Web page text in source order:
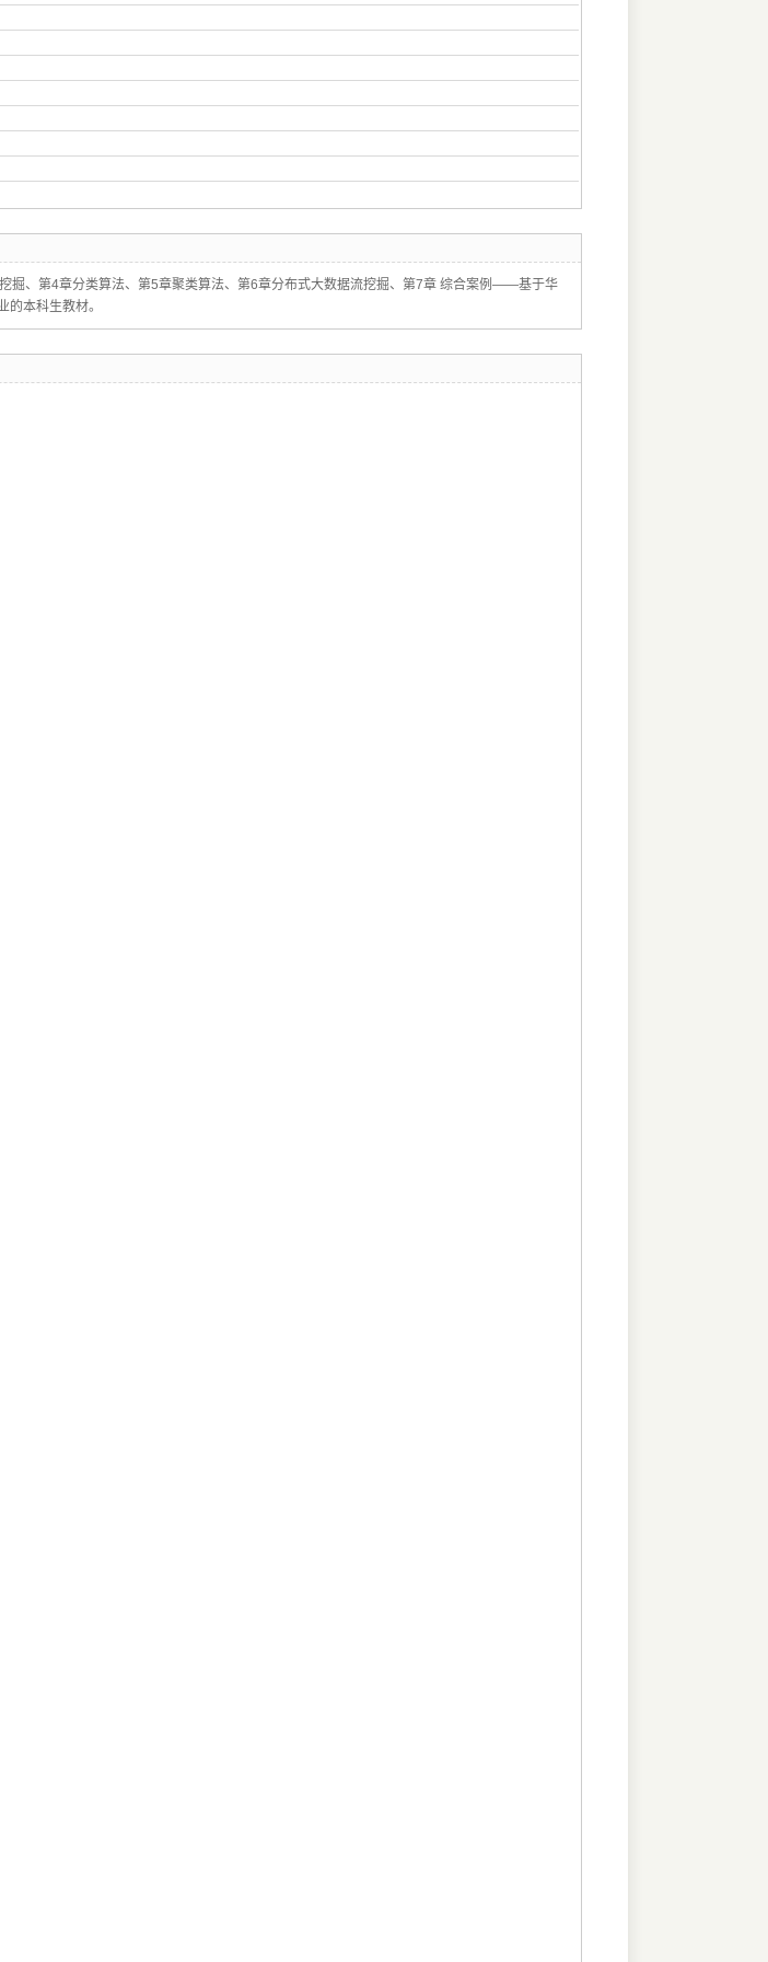
掘、第4章分类算法、第5章聚类算法、第6章分布式大数据流挖掘、第7章 综合案例——基于华
本科生教材。